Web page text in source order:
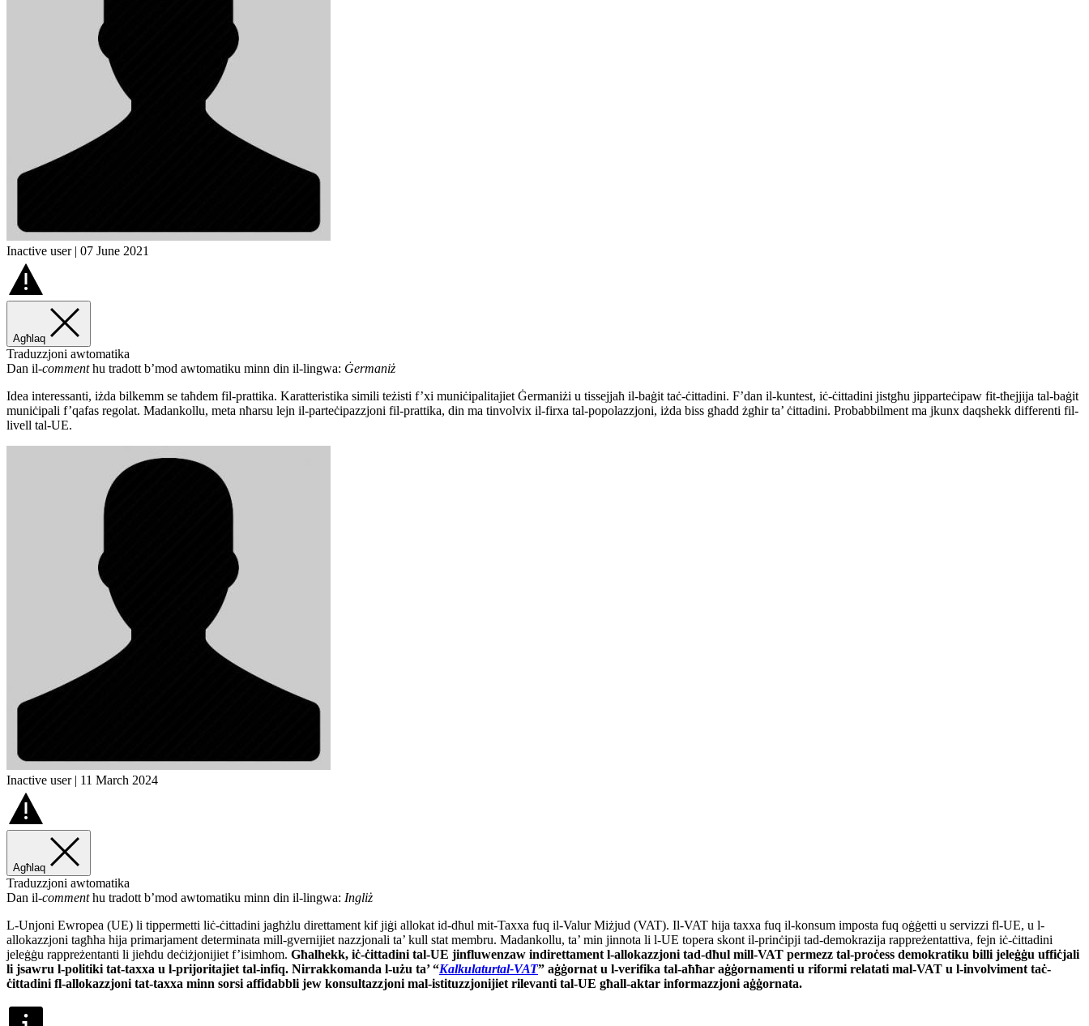
Inactive user | 07 June 2021
Agħlaq
Traduzzjoni awtomatika
Dan il-commenthu tradott b’mod awtomatiku minn din il-lingwa: Ġermaniż
Idea interessanti, iżda bilkemm se taħdem fil-prattika. Karatteristika simili teżisti f’xi muniċipalitajiet Ġermaniżi u tissejjaħ il-baġit taċ-ċittadini. F’dan il-kuntest, iċ-ċittadini jistgħu jipparteċipaw fit-tħejjija tal-baġit
muniċipali f’qafas regolat. Madankollu, meta nħarsu lejn il-parteċipazzjoni fil-prattika, din ma tinvolvix il-firxa tal-popolazzjoni, iżda biss għadd żgħir ta’ ċittadini. Probabbilment ma jkunx daqshekk differenti fil-
livell tal-UE.
Inactive user | 11 March 2024
Agħlaq
Traduzzjoni awtomatika
Dan il-commenthu tradott b’mod awtomatiku minn din il-lingwa: Ingliż
L-Unjoni Ewropea (UE) li tippermetti liċ-ċittadini jagħżlu direttament kif jiġi allokat id-dħul mit-Taxxa fuq il-Valur Miżjud (VAT). Il-VAT hija taxxa fuq il-konsum imposta fuq oġġetti u servizzi fl-UE, u l-
allokazzjoni tagħha hija primarjament determinata mill-gvernijiet nazzjonali ta’ kull stat membru. Madankollu, ta’ min jinnota li l-UE topera skont il-prinċipji tad-demokrazija rappreżentattiva, fejn iċ-ċittadini
jeleġġu rappreżentanti li jieħdu deċiżjonijiet f’isimhom. Għalhekk, iċ-ċittadini tal-UE jinfluwenzaw indirettament l-allokazzjoni tad-dħul mill-VAT permezz tal-proċess demokratiku billi jeleġġu uffiċjali
li jsawru l-politiki tat-taxxa u l-prijoritajiet tal-infiq. Nirrakkomanda l-użu ta’ “Kalkulaturtal-VAT” aġġornat u l-verifika tal-aħħar aġġornamenti u riformi relatati mal-VAT u l-involviment taċ-
ċittadini fl-allokazzjoni tat-taxxa minn sorsi affidabbli jew konsultazzjoni mal-istituzzjonijiet rilevanti tal-UE għall-aktar informazzjoni aġġornata.